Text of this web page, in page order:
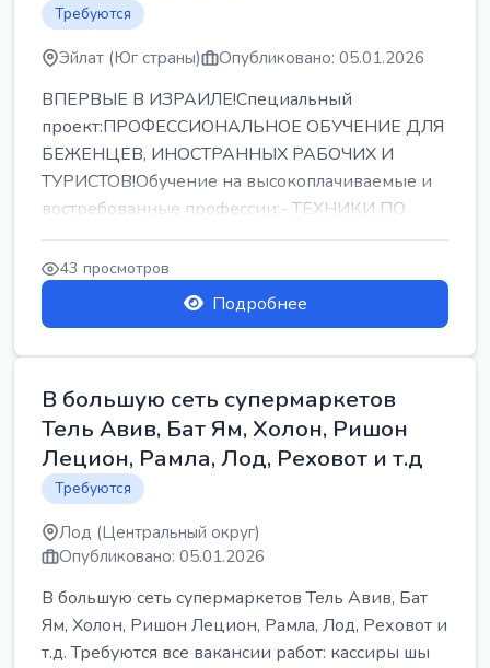
Требуются
Эйлат (Юг страны) Опубликовано: 05.01.2026
ВПЕРВЫЕ В ИЗРАИЛЕ!Специальный
проект:ПРОФЕССИОНАЛЬНОЕ ОБУЧЕНИЕ ДЛЯ
БЕЖЕНЦЕВ, ИНОСТРАННЫХ РАБОЧИХ И
ТУРИСТОВ!Обучение на высокоплачиваемые и
востребованные профессии:- ТЕХНИКИ ПО
РЕМОНТУ КОНДИЦИОНЕРОВ-...
43 просмотров
Подробнее
В большую сеть супермаркетов
Тель Авив, Бат Ям, Холон, Ришон
Лецион, Рамла, Лод, Реховот и т.д
Требуются
Лод (Центральный округ)
Опубликовано: 05.01.2026
В большую сеть супермаркетов Тель Авив, Бат
Ям, Холон, Ришон Лецион, Рамла, Лод, Реховот и
т.д. Требуются все вакансии работ: кассиры шы